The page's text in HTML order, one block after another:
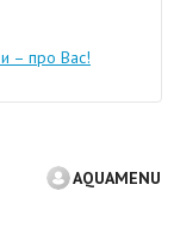
– про Вас!
AQUAMENU